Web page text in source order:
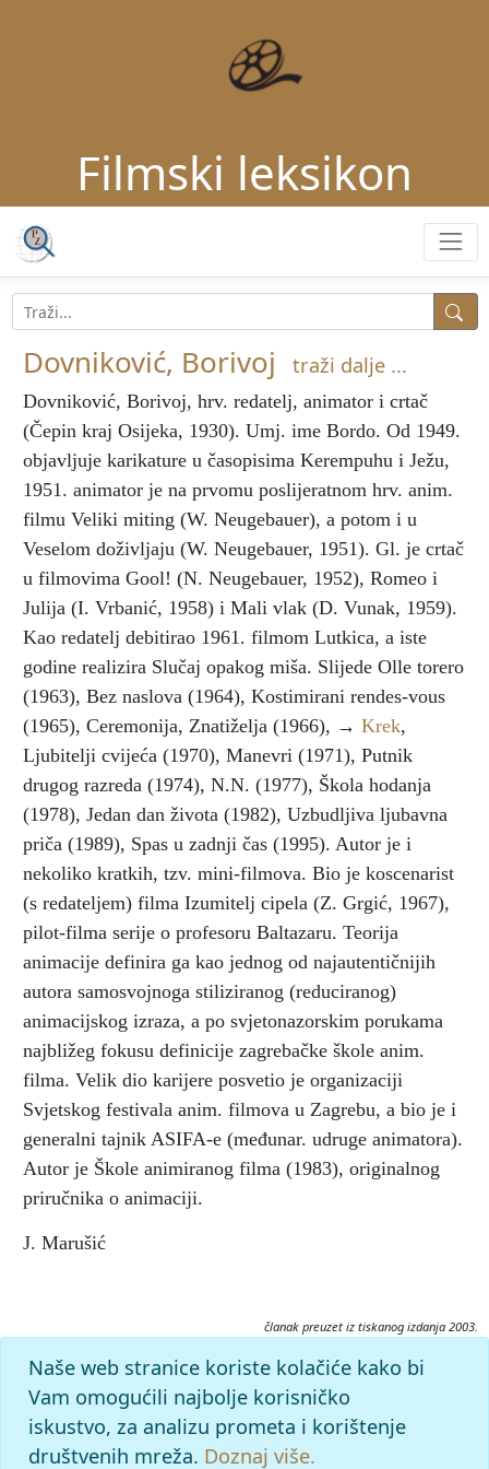
Filmski leksikon
Dovniković, Borivoj traži dalje ...
Dovniković, Borivoj, hrv. redatelj, animator i crtač
(Čepin kraj Osijeka, 1930). Umj. ime Bordo. Od 1949.
objavljuje karikature u časopisima Kerempuhu i Ježu,
1951. animator je na prvomu poslijeratnom hrv. anim.
filmu Veliki miting (W. Neugebauer), a potom i u
Veselom doživljaju (W. Neugebauer, 1951). Gl. je crtač
u filmovima Gool! (N. Neugebauer, 1952), Romeo i
Julija (I. Vrbanić, 1958) i Mali vlak (D. Vunak, 1959).
Kao redatelj debitirao 1961. filmom Lutkica, a iste
godine realizira Slučaj opakog miša. Slijede Olle torero
(1963), Bez naslova (1964), Kostimirani rendes-vous
(1965), Ceremonija, Znatiželja (1966), → Krek,
Ljubitelji cvijeća (1970), Manevri (1971), Putnik
drugog razreda (1974), N.N. (1977), Škola hodanja
(1978), Jedan dan života (1982), Uzbudljiva ljubavna
priča (1989), Spas u zadnji čas (1995). Autor je i
nekoliko kratkih, tzv. mini-filmova. Bio je koscenarist
(s redateljem) filma Izumitelj cipela (Z. Grgić, 1967),
pilot-filma serije o profesoru Baltazaru. Teorija
animacije definira ga kao jednog od najautentičnijih
autora samosvojnoga stiliziranog (reduciranog)
animacijskog izraza, a po svjetonazorskim porukama
najbližeg fokusu definicije zagrebačke škole anim.
filma. Velik dio karijere posvetio je organizaciji
Svjetskog festivala anim. filmova u Zagrebu, a bio je i
generalni tajnik ASIFA-e (međunar. udruge animatora).
Autor je Škole animiranog filma (1983), originalnog
priručnika o animaciji.
J. Marušić
članak preuzet iz tiskanog izdanja 2003.
Citiranje:
Dovniković, Borivoj. Filmski leksikon (2003), mrežno izdanje.
Leksikografski zavod Miroslav Krleža, 2026. Pristupljeno
8.8.2026. <https://film.lzmk.hr/clanak/dovnikovic-borivoj>.
Naše web stranice koriste kolačiće kako bi
Vam omogućili najbolje korisničko
iskustvo, za analizu prometa i korištenje
društvenih mreža. Doznaj više.